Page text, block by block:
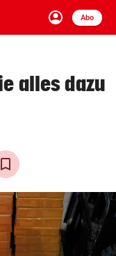
account_circle
Anmelden
Abo
close Schließen
arrow_right
alles dazu